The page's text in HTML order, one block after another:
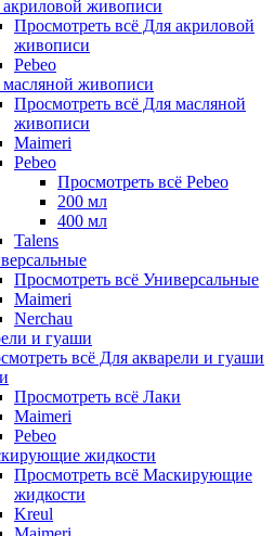
акриловой живописи
Просмотреть всё Для акриловой
живописи
Pebeo
масляной живописи
Просмотреть всё Для масляной
живописи
Maimeri
Pebeo
Просмотреть всё Pebeo
200 мл
400 мл
Talens
Просмотреть всё Универсальные
Maimeri
Nerchau
и гуаши
всё Для акварели и гуаши
Просмотреть всё Лаки
Maimeri
Pebeo
жидкости
Просмотреть всё Маскирующие
жидкости
Kreul